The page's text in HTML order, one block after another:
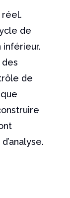
réel.
de
de